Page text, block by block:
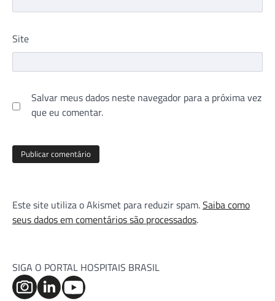
Site
Salvar meus dados neste navegador para a próxima vez
que eu comentar.
Este site utiliza o Akismet para reduzir spam.Saiba como
seus dados em comentários são processados.
SIGA O PORTAL HOSPITAIS BRASIL